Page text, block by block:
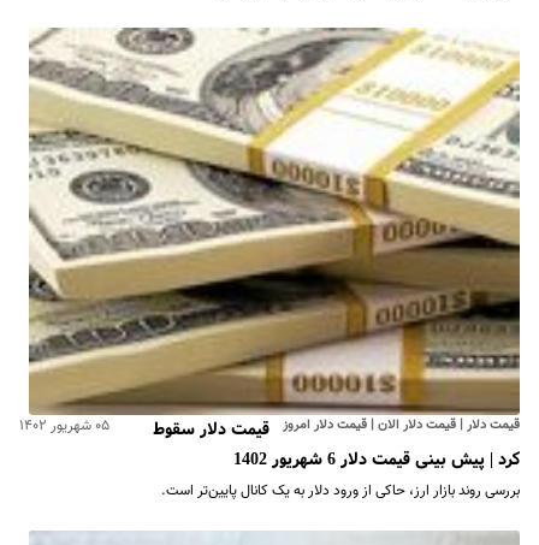
قیمت دلار | قیمت دلار الان | قیمت دلار امروز ۰۵ شهریور ۱۴۰۲
قیمت دلار سقوط
کرد | پیش بینی قیمت دلار 6 شهریور 1402
بررسی روند بازار ارز، حاکی از ورود دلار به یک کانال پایین‌تر است.